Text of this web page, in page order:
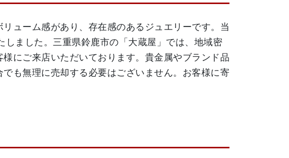
ューム感があり、存在感のあるジュエリーです。当
ました。三重県鈴鹿市の「大蔵屋」では、地域密
にご来店いただいております。貴金属やブランド品
も無理に売却する必要はございません。お客様に寄